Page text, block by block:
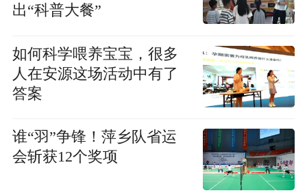
出“科普大餐”
如何科学喂养宝宝，很多
人在安源这场活动中有了
答案
谁“羽”争锋！萍乡队省运
会斩获12个奖项